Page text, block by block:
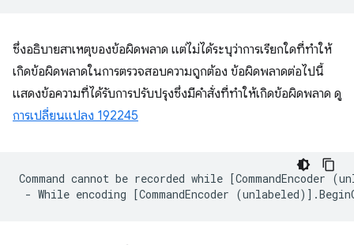
ซึ่งอธิบายสาเหตุของข้อผิดพลาด แต่ไม่ได้ระบุว่าการเรียกใดที่ทำให้
เกิดข้อผิดพลาดในการตรวจสอบความถูกต้อง ข้อผิดพลาดต่อไปนี้
แสดงข้อความที่ได้รับการปรับปรุงซึ่งมีคำสั่งที่ทำให้เกิดข้อผิดพลาด ดู
การเปลี่ยนแปลง 192245
Command cannot be recorded while